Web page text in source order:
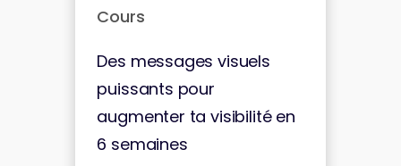
Cours
Des messages visuels
puissants pour
augmenter ta visibilité en
6 semaines